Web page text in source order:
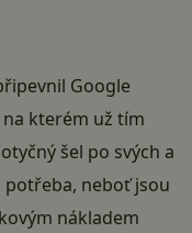
Google
kterém už tím
šel po svých a
potřeba, neboť jsou
nákladem